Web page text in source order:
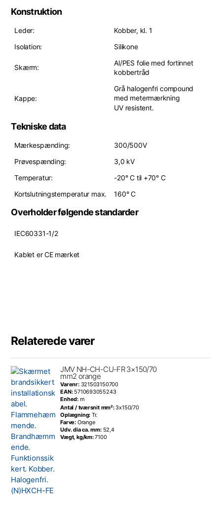
Konstruktion
Leder:
Kobber, kl. 1
Isolation:
Silikone
Skærm:
Al/PES folie med fortinnet
kobbertråd
Kappe:
Grå halogenfri compound
med metermærkning
UV resistent.
Tekniske data
Mærkespænding:
300/500V
Prøvespænding:
3,0 kV
Temperatur:
-20° C til +70° C
Kortslutningstemperatur max.
160° C
Overholder følgende standarder
IEC60331-1/2
Kablet er CE mærket
Relaterede varer
JMV NH-CH-CU-FR 3×150/70
mm2 orange
Varenr: 321503150700
EAN: 5710693055243
Enhed: m
Antal / tværsnit mm²: 3x150/70
Oplægning: Tr.
Farve: Orange
Udv. dia ca. mm: 52,4
Vægt, kg/km:7100